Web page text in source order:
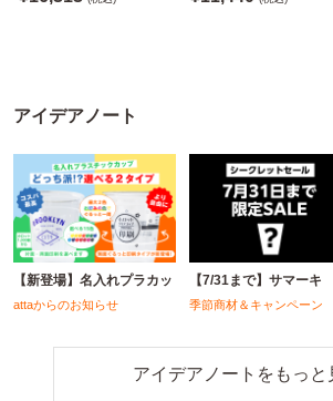
アイデアノート
【新登場】名入れプラカッ
attaからのお知らせ
【7/31まで】サマーキ
季節商材＆キャンペーン
アイデアノートをもっと